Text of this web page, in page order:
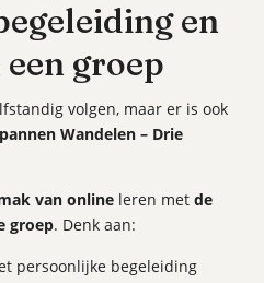
en
groep
volgen, maar er is ook
Wandelen – Drie
van online leren metde
groep. Denk aan:
persoonlijke begeleiding